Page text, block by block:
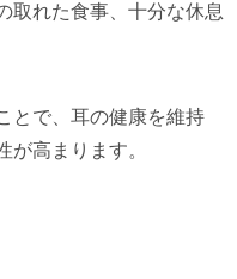
取れた食事、十分な休息
とで、耳の健康を維持
が高まります。